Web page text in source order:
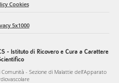
Cookies
5x1000
- Istituto di Ricovero e Cura a Carattere
- Sezione di Malattie dell’Apparato